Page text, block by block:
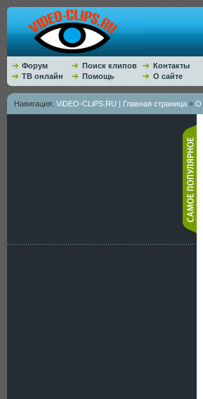
Форум Поиск клипов
Контакты
ТВ онлайн
Помощь О сайте
Навигация: ViDEO-CLiPS.RU | Главная страница » O